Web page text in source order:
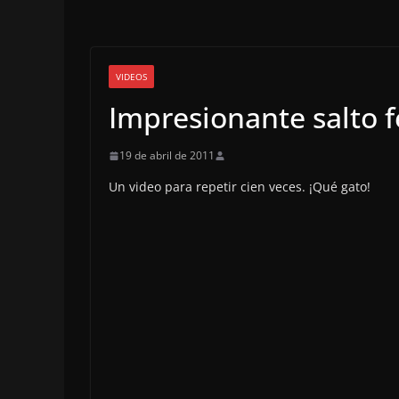
VIDEOS
Impresionante salto
19 de abril de 2011
Un video para repetir cien veces. ¡Qué gato!